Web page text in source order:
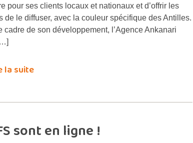
pour ses clients locaux et nationaux et d’offrir les
de le diffuser, avec la couleur spécifique des Antilles.
cadre de son développement, l’Agence Ankanari
la suite
sont en ligne !